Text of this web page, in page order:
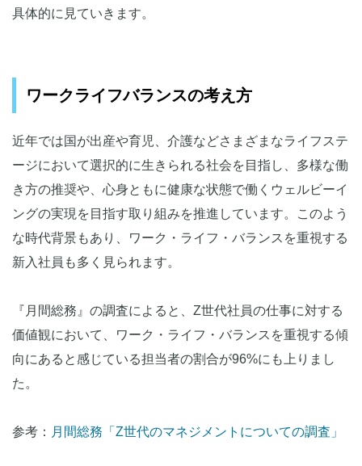
具体的に見ていきます。
ワークライフバランスの考え方
近年では国が出産や育児、介護などさまざまなライフステ
ージにおいて選択的に生きられる社会を目指し、多様な働
き方の推奨や、心身ともに健康な状態で働くウェルビーイ
ングの実現を目指す取り組みを推進しています。このよう
な時代背景もあり、ワーク・ライフ・バランスを重視する
新入社員も多く見られます。
『月間総務』の調査によると、Z世代社員の仕事に対する
価値観において、ワーク・ライフ・バランスを重視する傾
向にあると感じている担当者の割合が96%にも上りまし
た。
参考： 月間総務「Z世代のマネジメントについての調査」